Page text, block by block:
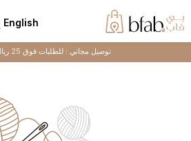
English
توصيل مجاني : للطلبات فوق 25 ريال عماني